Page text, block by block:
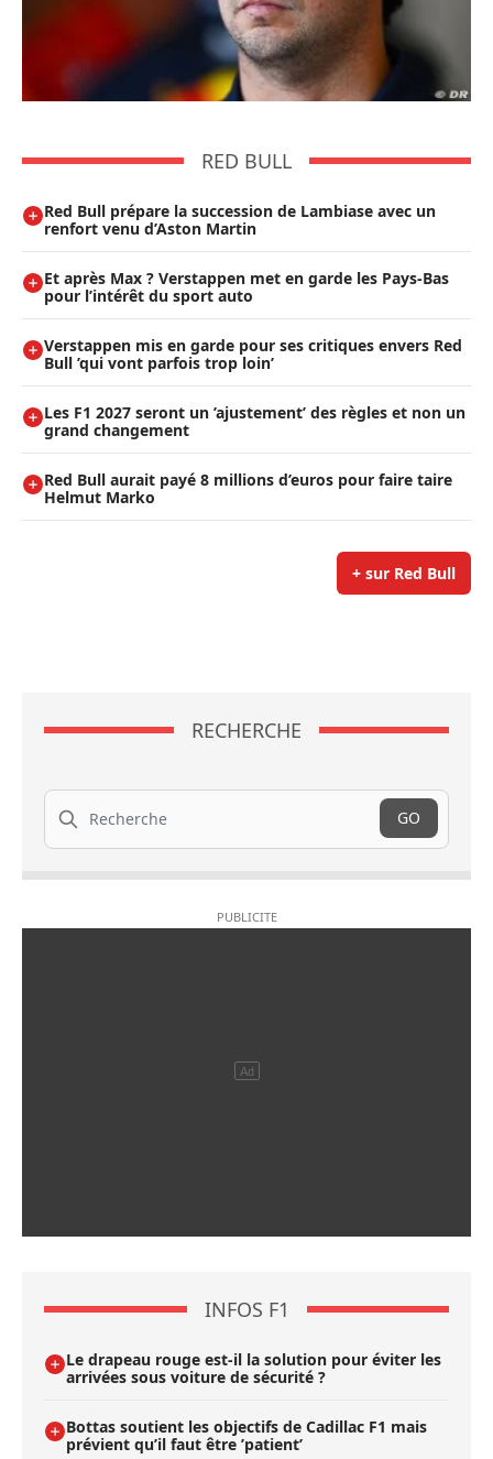
RED BULL
Red Bull prépare la succession de Lambiase avec un
renfort venu d’Aston Martin
Et après Max ? Verstappen met en garde les Pays-Bas
pour l’intérêt du sport auto
Verstappen mis en garde pour ses critiques envers Red
Bull ’qui vont parfois trop loin’
Les F1 2027 seront un ’ajustement’ des règles et non un
grand changement
Red Bull aurait payé 8 millions d’euros pour faire taire
Helmut Marko
+ sur Red Bull
RECHERCHE
Recherche
GO
INFOS F1
Le drapeau rouge est-il la solution pour éviter les
arrivées sous voiture de sécurité ?
Bottas soutient les objectifs de Cadillac F1 mais
prévient qu’il faut être ’patient’